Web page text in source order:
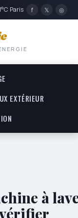
Paris f 𝕏 ◎
EXTÉRIEUR
à
vérifier